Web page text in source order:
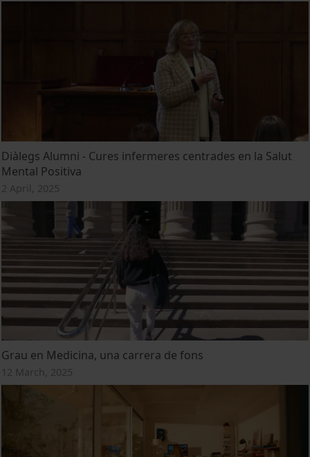
Diàlegs Alumni - Cures infermeres centrades en la Salut
Mental Positiva
2 April, 2025
Grau en Medicina, una carrera de fons
12 March, 2025